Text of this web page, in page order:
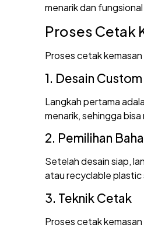
menarik dan
Proses Cetak
Proses cetak
1. Desain Custom
Langkah pertama
menarik, sehingga
2. Pemilihan
Setelah desain siap,
atau recyclable plastic
3. Teknik Cetak
Proses cetak